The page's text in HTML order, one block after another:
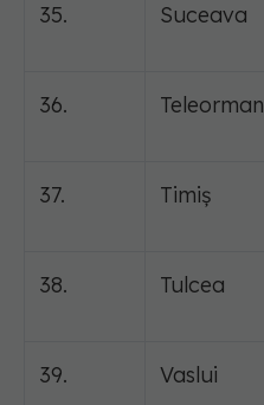
35. Suceava
36. Teleorman
37. Timiș
38. Tulcea
39. Vaslui